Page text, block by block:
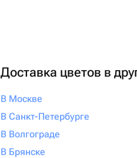
Доставка цветов в
В Москве
В Санкт-Петербурге
В Волгограде
В Брянске